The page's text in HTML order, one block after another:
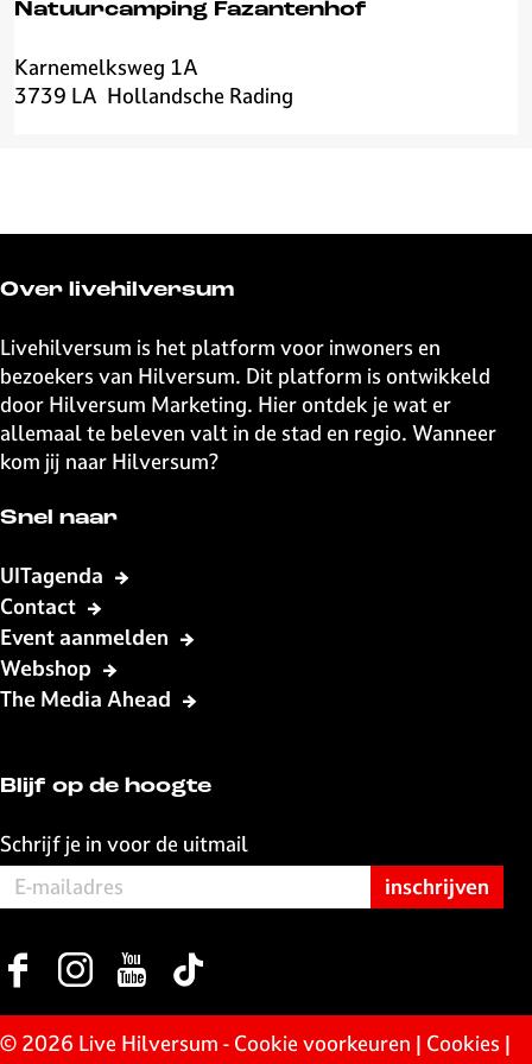
e
e
V
g
Natuurcamping Fazantenhof
N
a
c
m
i
n
g
F
a
a
t
e
n
h
o
Karnemelksweg 1A
3739 LA Hollandsche Rading
Over livehilversum
Livehilversum is het platform voor inwoners en
bezoekers van Hilversum. Dit platform is ontwikkeld
door Hilversum Marketing. Hier ontdek je wat er
allemaal te beleven valt in de stad en regio. Wanneer
kom jij naar Hilversum?
Snel naar
UITagenda
Contact
Event aanmelden
Webshop
The Media Ahead
Blijf op de hoogte
Schrijf je in voor de uitmail
F
a
c
I
n
s
Y
o
u
T
i
k
© 2026 Live Hilversum - Cookie voorkeuren | Cookies |